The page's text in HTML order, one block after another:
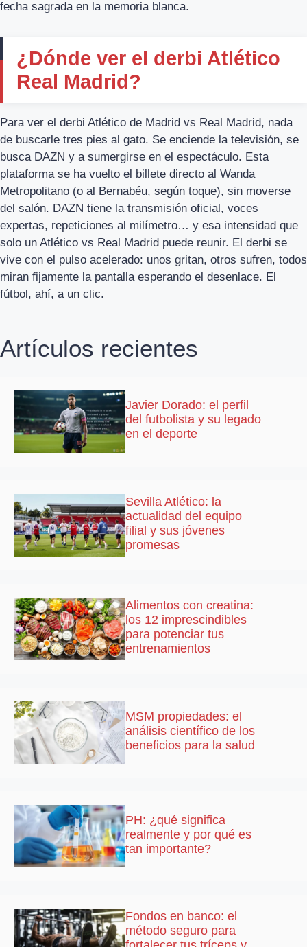
fecha sagrada en la memoria blanca.
¿Dónde ver el derbi Atlético
Real Madrid?
Para ver el derbi Atlético de Madrid vs Real Madrid, nada
de buscarle tres pies al gato. Se enciende la televisión, se
busca DAZN y a sumergirse en el espectáculo. Esta
plataforma se ha vuelto el billete directo al Wanda
Metropolitano (o al Bernabéu, según toque), sin moverse
del salón. DAZN tiene la transmisión oficial, voces
expertas, repeticiones al milímetro… y esa intensidad que
solo un Atlético vs Real Madrid puede reunir. El derbi se
vive con el pulso acelerado: unos gritan, otros sufren, todos
miran fijamente la pantalla esperando el desenlace. El
fútbol, ahí, a un clic.
Artículos recientes
Javier Dorado: el perfil
del futbolista y su legado
en el deporte
Sevilla Atlético: la
actualidad del equipo
filial y sus jóvenes
promesas
Alimentos con creatina:
los 12 imprescindibles
para potenciar tus
entrenamientos
MSM propiedades: el
análisis científico de los
beneficios para la salud
PH: ¿qué significa
realmente y por qué es
tan importante?
Fondos en banco: el
método seguro para